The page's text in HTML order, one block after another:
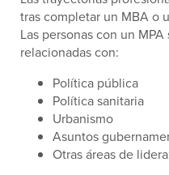
tras completar un MBA o
Las personas con un
relacionadas con:
Política pública
Política sanitaria
Urbanismo
Asuntos
Otras áreas de